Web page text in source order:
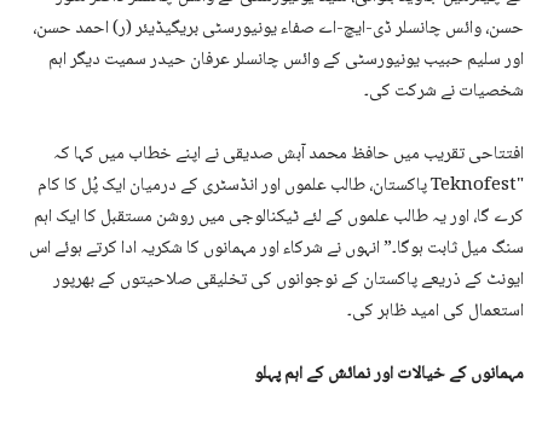
حسن، وائس چانسلر ڈی-ایچ-اے صفاء یونیورسٹی بریگیڈیئر (ر) احمد حسن،
اور سلیم حبیب یونیورسٹی کے وائس چانسلر عرفان حیدر سمیت دیگر اہم
شخصیات نے شرکت کی۔
افتتاحی تقریب میں حافظ محمد آبش صدیقی نے اپنے خطاب میں کہا کہ
"Teknofest پاکستان، طالب علموں اور انڈسٹری کے درمیان ایک پُل کا کام
کرے گا، اور یہ طالب علموں کے لئے ٹیکنالوجی میں روشن مستقبل کا ایک اہم
سنگ میل ثابت ہوگا۔” انہوں نے شرکاء اور مہمانوں کا شکریہ ادا کرتے ہوئے اس
ایونٹ کے ذریعے پاکستان کے نوجوانوں کی تخلیقی صلاحیتوں کے بھرپور
استعمال کی امید ظاہر کی۔
مہمانوں کے خیالات اور نمائش کے اہم پہلو